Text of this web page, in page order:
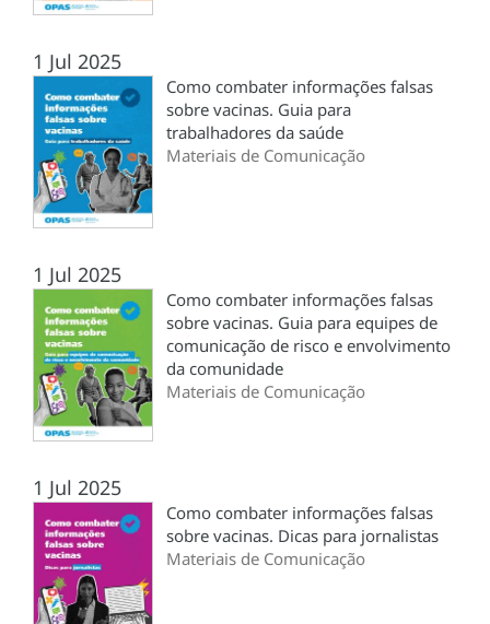
1 Jul 2025
Como combater informações falsas
sobre vacinas. Guia para
trabalhadores da saúde
Materiais de Comunicação
1 Jul 2025
Como combater informações falsas
sobre vacinas. Guia para equipes de
comunicação de risco e envolvimento
da comunidade
Materiais de Comunicação
1 Jul 2025
Como combater informações falsas
sobre vacinas. Dicas para jornalistas
Materiais de Comunicação